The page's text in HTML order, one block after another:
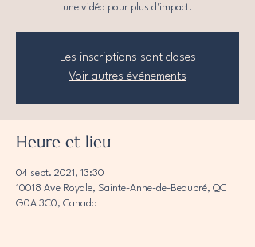
une vidéo pour plus d'impact.
Les inscriptions sont closes
Voir autres événements
Heure et lieu
04 sept. 2021, 13:30
10018 Ave Royale, Sainte-Anne-de-Beaupré, QC
G0A 3C0, Canada